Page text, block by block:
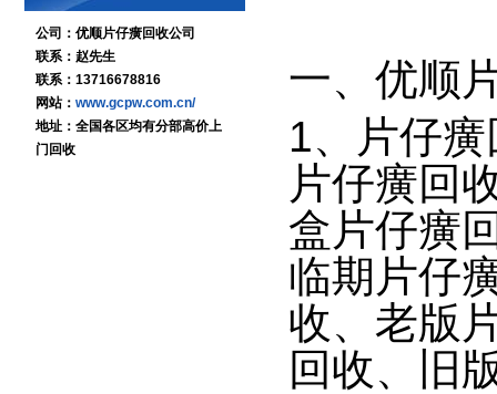
公司：优顺片仔癀回收公司
联系：赵先生
联系：13716678816
网站： www.gcpw.com.cn/
地址：全国各区均有分部高价上
门回收
一、 优顺
1、片仔
片仔癀回
盒片仔癀
临期片仔
收、老版
回收、旧